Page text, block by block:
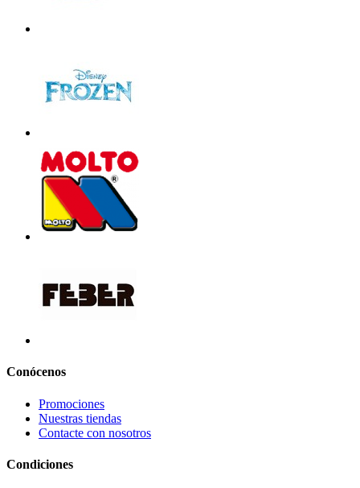
Conócenos
Promociones
Nuestras tiendas
Contacte con nosotros
Condiciones